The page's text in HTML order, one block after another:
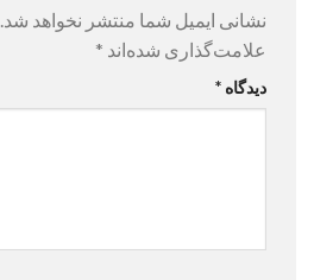
نشانی ایمیل شما منتشر نخواهد شد.
علامت‌گذاری شده‌اند *
دیدگاه *